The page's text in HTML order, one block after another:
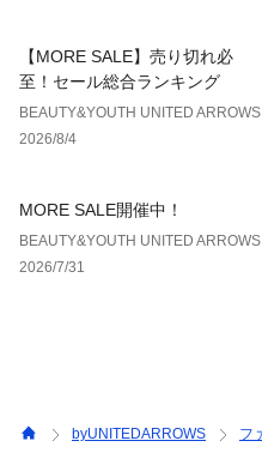
【MORE SALE】売り切れ必
至！セール総合ランキング
BEAUTY&YOUTH UNITED ARROWS
2026/8/4
MORE SALE開催中！
BEAUTY&YOUTH UNITED ARROWS
2026/7/31
byUNITEDARROWS フ